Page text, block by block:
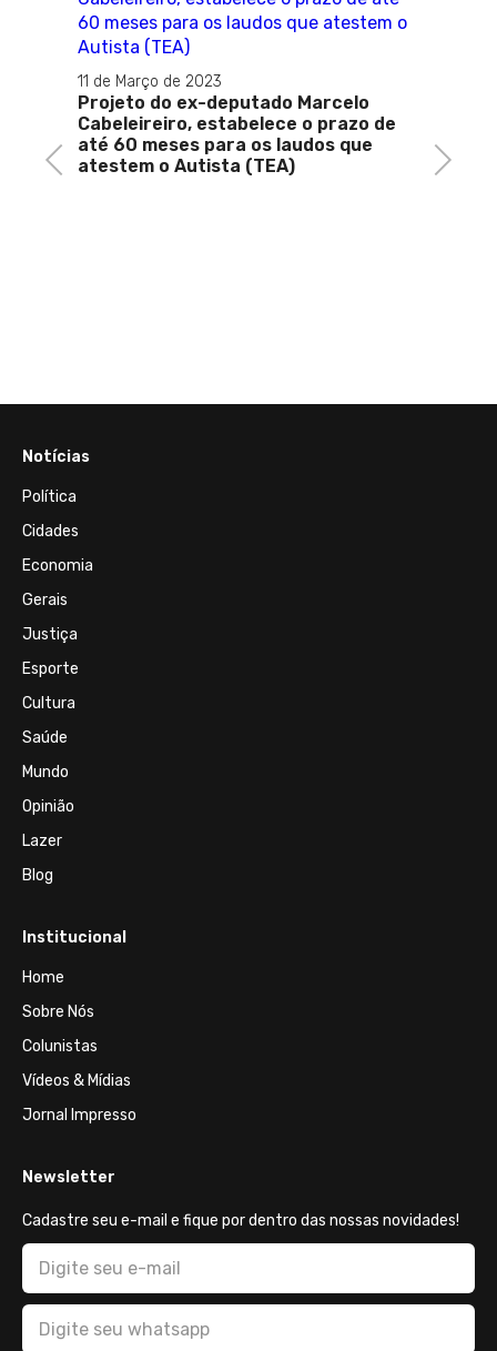
Previous
11 de Março de 2023
Projeto do ex-deputado Marcelo
Cabeleireiro, estabelece o prazo de
até 60 meses para os laudos que
atestem o Autista (TEA)
Next
Notícias
Política
Cidades
Economia
Gerais
Justiça
Esporte
Cultura
Saúde
Mundo
Opinião
Lazer
Blog
Institucional
Home
Sobre Nós
Colunistas
Vídeos & Mídias
Jornal Impresso
Newsletter
Cadastre seu e-mail e fique por dentro das nossas novidades!